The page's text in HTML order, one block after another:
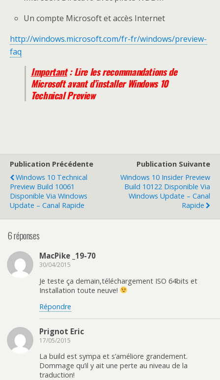
Un compte Microsoft et accès Internet
http://windows.microsoft.com/fr-fr/windows/preview-
faq
Important: Lire lesrecommandations de
Microsoft avant d’installer Windows 10
Technical Preview
Publication Précédente
Windows 10 Technical
Preview Build 10061
Disponible Via Windows
Update – Canal Rapide
Publication Suivante
Windows 10 Insider Preview
Build 10122 Disponible Via
Windows Update – Canal
Rapide
6 réponses
MacPike _19-70
30/04/2015
Je teste ça demain,téléchargement ISO 64bits et
Installation toute neuve!
Répondre
Prignot Eric
17/05/2015
La build est sympa et s’améliore grandement.
Dommage qu’il y ait une perte au niveau de la
traduction!